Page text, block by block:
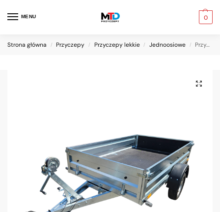
MENU 0
Strona główna / Przyczepy / Przyczepy lekkie / Jednoosiowe / Przyczepa NEPTUN N7-253 HOBBY